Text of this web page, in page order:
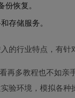
恢复。
存储服务。
的行业特点，有针
再多教程也不如亲
验环境，模拟各